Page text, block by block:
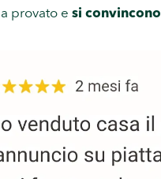
provato e si convincono